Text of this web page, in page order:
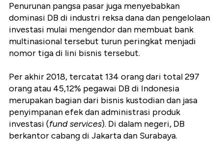
Penurunan pangsa pasar juga menyebabkan
dominasi DB di industri reksa dana dan pengelolaan
investasi mulai mengendor dan membuat bank
multinasional tersebut turun peringkat menjadi
nomor tiga di lini bisnis tersebut.
Per akhir 2018, tercatat 134 orang dari total 297
orang atau 45,12% pegawai DB di Indonesia
merupakan bagian dari bisnis kustodian dan jasa
penyimpanan efek dan administrasi produk
investasi (fund services). Di dalam negeri, DB
berkantor cabang di Jakarta dan Surabaya.